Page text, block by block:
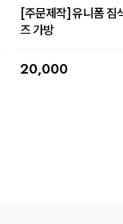
[주문제작] 유니폼 짐
즈 가방
20,000